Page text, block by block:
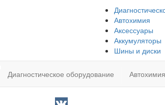
Автохимия
Аксессуары
Аккумуляторы
Шины и диски
Диагностическое оборудование Автохимия